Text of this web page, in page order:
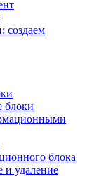
создаем
блоки
блока
и удаление